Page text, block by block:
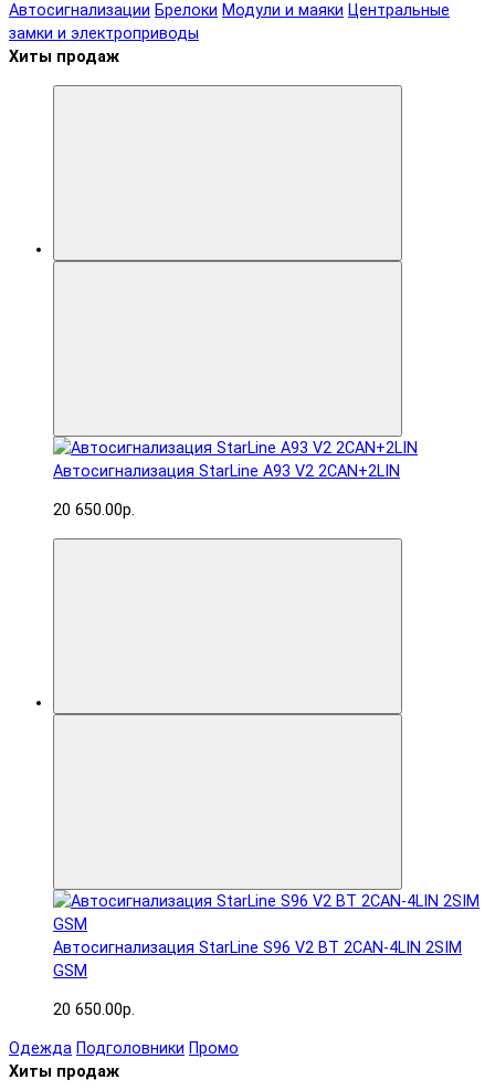
Автосигнализации Брелоки Модули и маяки Центральные
замки и электроприводы
Хиты продаж
Автосигнализация StarLine A93 V2 2CAN+2LIN
20 650.00р.
Автосигнализация StarLine S96 V2 BT 2CAN-4LIN 2SIM
GSM
20 650.00р.
Одежда Подголовники Промо
Хиты продаж